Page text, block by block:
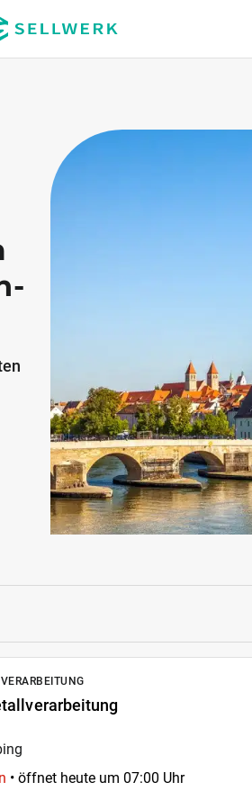
• öffnet heute um 07:00 Uhr